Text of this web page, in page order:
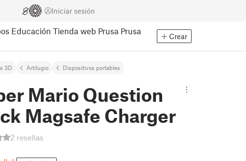
Iniciar sesión
Educación Tienda web Prusa Prusa
Crear
3D Artilugio Dispositivos portables
Mario Question
Magsafe Charger
2 reseñas